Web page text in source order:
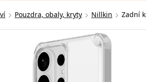
Pouzdra, obaly, kryty Nillkin Zadní